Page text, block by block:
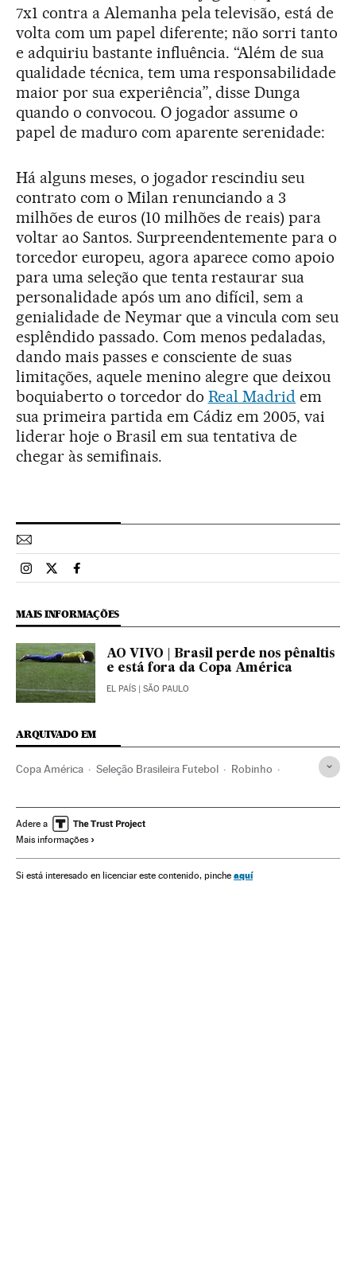
7x1 contra a Alemanha pela televisão, está de
volta com um papel diferente; não sorri tanto
e adquiriu bastante influência. “Além de sua
qualidade técnica, tem uma responsabilidade
maior por sua experiência”, disse Dunga
quando o convocou. O jogador assume o
papel de maduro com aparente serenidade:
Há alguns meses, o jogador rescindiu seu
contrato com o Milan renunciando a 3
milhões de euros (10 milhões de reais) para
voltar ao Santos. Surpreendentemente para o
torcedor europeu, agora aparece como apoio
para uma seleção que tenta restaurar sua
personalidade após um ano difícil, sem a
genialidade de Neymar que a vincula com seu
esplêndido passado. Com menos pedaladas,
dando mais passes e consciente de suas
limitações, aquele menino alegre que deixou
boquiaberto o torcedor do Real Madrid em
sua primeira partida em Cádiz em 2005, vai
liderar hoje o Brasil em sua tentativa de
chegar às semifinais.
Esportes El País Brasil en Instagram
Esportes El País Brasil en Twitter
Esportes El País Brasil en Facebook
MAIS INFORMAÇÕES
AO VIVO | Brasil perde nos pênaltis
e está fora da Copa América
EL PAÍS | SÃO PAULO
ARQUIVADO EM
Copa América Seleção Brasileira Futebol Robinho
Competições Esportes
Seleção Brasileira
Adere a
Mais informações
Si está interesado en licenciar este contenido, pinche aquí